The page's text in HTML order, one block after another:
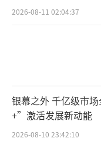
2026-08-11 02:04:37
银幕之外 千亿级市
+”激活发展新动能
2026-08-10 23:42:10